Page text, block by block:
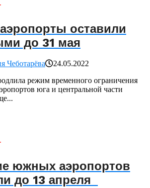
оставили
до 31 мая
Чеботарёва
24.05.2022
режим временного ограничения
юга и центральной части
южных аэропортов
до 13 апреля